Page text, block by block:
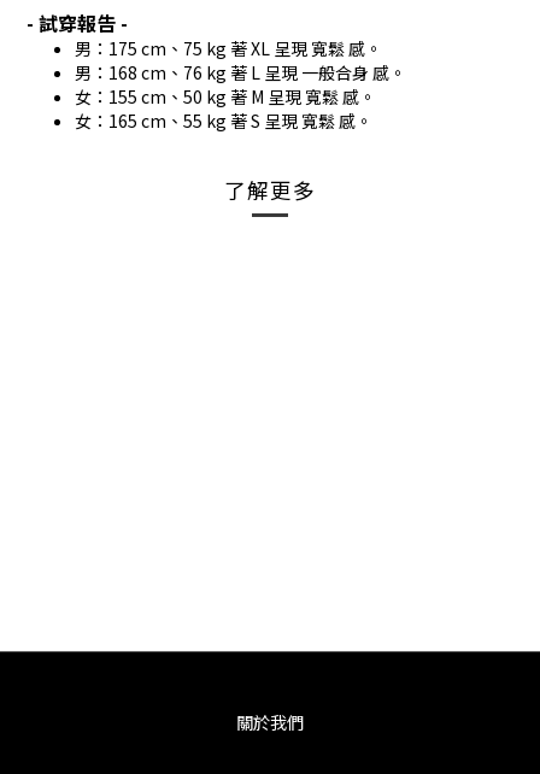
- 試穿報告 -
男：175 cm、75 kg 著 XL 呈現 寬鬆 感。
男：168 cm、76 kg 著 L 呈現 一般合身 感。
女：155 cm、50 kg 著 M 呈現 寬鬆 感。
女：165 cm、55 kg 著 S 呈現 寬鬆 感。
了解更多
關於我們